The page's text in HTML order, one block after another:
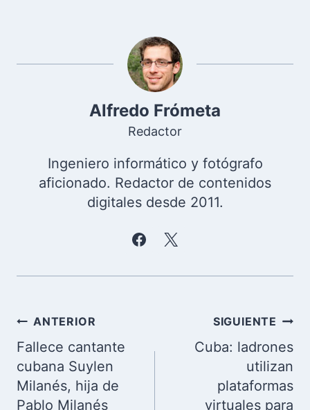
Alfredo Frómeta
Redactor
Ingeniero informático y fotógrafo
aficionado. Redactor de contenidos
digitales desde 2011.
Navegación
de
entradas
ANTERIOR
Fallece cantante
cubana Suylen
Milanés, hija de
Pablo Milanés
SIGUIENTE
Cuba: ladrones
utilizan
plataformas
virtuales para